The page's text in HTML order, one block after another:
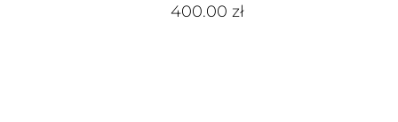
400.00 zł